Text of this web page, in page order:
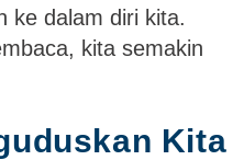
ke dalam diri kita.
kita semakin
Kita